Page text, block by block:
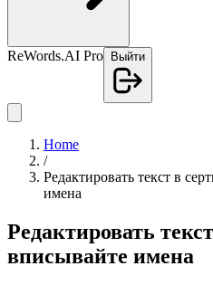
ReWords.AI Pro Выйти
Home
/
Редактировать текст в
имена
Редактировать
вписывайте имена